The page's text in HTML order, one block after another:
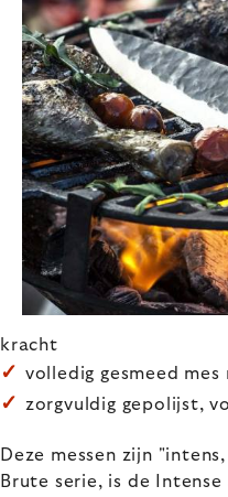
kracht
✓ volledig gesmeed
✓ zorgvuldig gepolijst,
Deze messen zijn
Brute serie, is de